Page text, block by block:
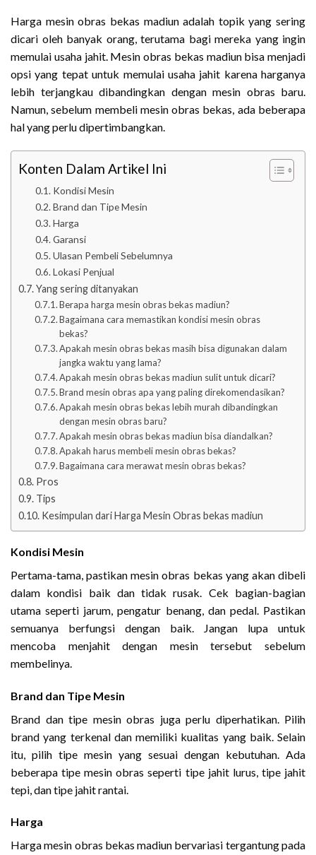
Harga mesin obras bekas madiun adalah topik yang sering
dicari oleh banyak orang, terutama bagi mereka yang ingin
memulai usaha jahit. Mesin obras bekas madiun bisa menjadi
opsi yang tepat untuk memulai usaha jahit karena harganya
lebih terjangkau dibandingkan dengan mesin obras baru.
Namun, sebelum membeli mesin obras bekas, ada beberapa
hal yang perlu dipertimbangkan.
Konten Dalam Artikel Ini
Kondisi Mesin
Brand dan Tipe Mesin
Harga
Garansi
Ulasan Pembeli Sebelumnya
Lokasi Penjual
Yang sering ditanyakan
Berapa harga mesin obras bekas madiun?
Bagaimana cara memastikan kondisi mesin obras
bekas?
Apakah mesin obras bekas masih bisa digunakan dalam
jangka waktu yang lama?
Apakah mesin obras bekas madiun sulit untuk dicari?
Brand mesin obras apa yang paling direkomendasikan?
Apakah mesin obras bekas lebih murah dibandingkan
dengan mesin obras baru?
Apakah mesin obras bekas madiun bisa diandalkan?
Apakah harus membeli mesin obras bekas?
Bagaimana cara merawat mesin obras bekas?
Pros
Tips
Kesimpulan dari Harga Mesin Obras bekas madiun
Kondisi Mesin
Pertama-tama, pastikan mesin obras bekas yang akan dibeli
dalam kondisi baik dan tidak rusak. Cek bagian-bagian
utama seperti jarum, pengatur benang, dan pedal. Pastikan
semuanya berfungsi dengan baik. Jangan lupa untuk
mencoba menjahit dengan mesin tersebut sebelum
membelinya.
Brand dan Tipe Mesin
Brand dan tipe mesin obras juga perlu diperhatikan. Pilih
brand yang terkenal dan memiliki kualitas yang baik. Selain
itu, pilih tipe mesin yang sesuai dengan kebutuhan. Ada
beberapa tipe mesin obras seperti tipe jahit lurus, tipe jahit
tepi, dan tipe jahit rantai.
Harga
Harga mesin obras bekas madiun bervariasi tergantung pada